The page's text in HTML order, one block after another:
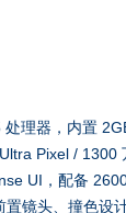
理器，内置
Pixel / 1300
UI，配备
镜头、撞色设